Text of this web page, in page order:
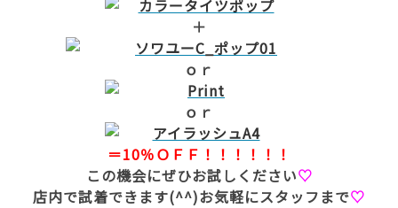
＋
ｏｒ
ｏｒ
＝10％ＯＦＦ！！！！！！
この機会にぜひお試しください♡
店内で試着できます(^^)お気軽にスタッフまで♡